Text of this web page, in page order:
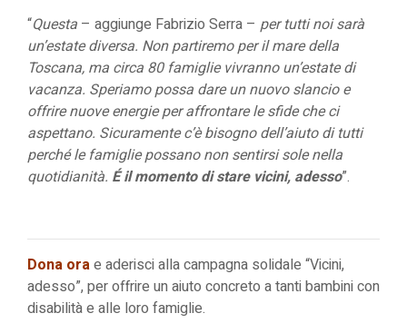
“Questa – aggiunge Fabrizio Serra – per tutti noi sarà
un’estate diversa. Non partiremo per il mare della
Toscana, ma circa 80 famiglie vivranno un’estate di
vacanza. Speriamo possa dare un nuovo slancio e
offrire nuove energie per affrontare le sfide che ci
aspettano. Sicuramente c’è bisogno dell’aiuto di tutti
perché le famiglie possano non sentirsi sole nella
quotidianità. Éil momento di stare vicini, adesso”.
Dona orae aderisci alla campagna solidale “Vicini,
adesso”, per offrire un aiuto concreto a tanti bambini con
disabilità e alle loro famiglie.